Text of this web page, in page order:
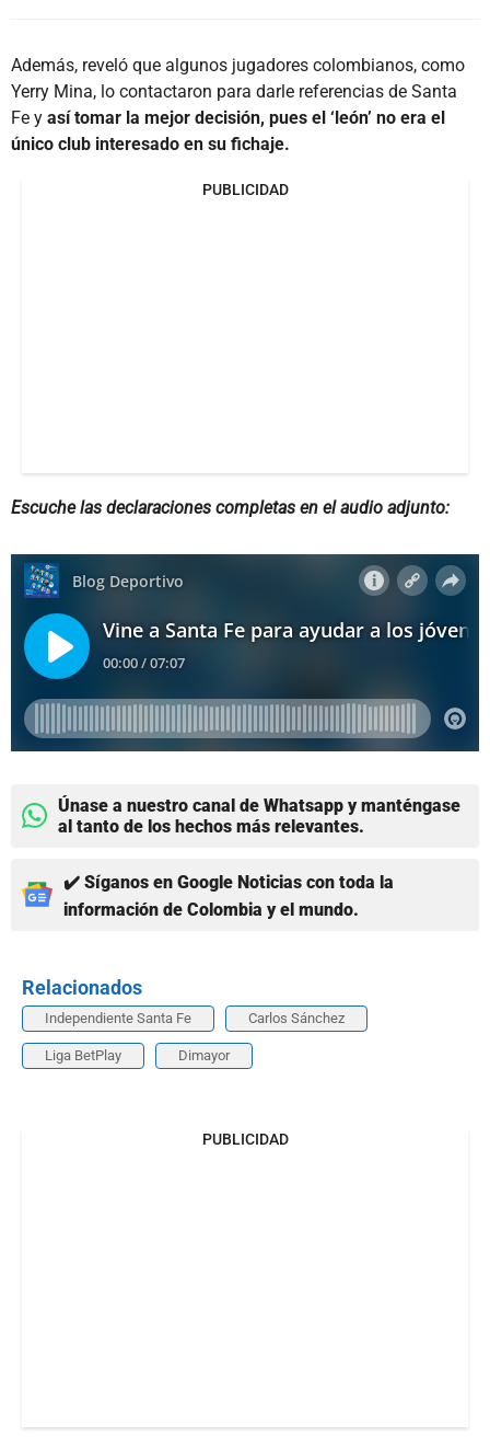
Además, reveló que algunos jugadores colombianos, como
Yerry Mina, lo contactaron para darle referencias de Santa
Fe y así tomar la mejor decisión, pues el ‘león’ no era el
único club interesado en su fichaje.
PUBLICIDAD
Escuche las declaraciones completas en el audio adjunto:
Únase a nuestro canal de Whatsapp y manténgase
al tanto de los hechos más relevantes.
✔️ Síganos en Google Noticias con toda la
información de Colombia y el mundo.
Relacionados
Independiente Santa Fe Carlos Sánchez
Liga BetPlay Dimayor
PUBLICIDAD